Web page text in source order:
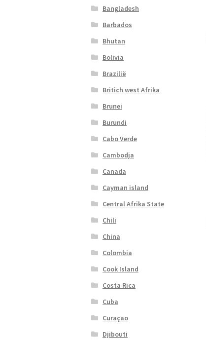
Bangladesh
Barbados
Bhutan
Bolivia
Brazilië
Britich west Afrika
Brunei
Burundi
Cabo Verde
Cambodja
Canada
Cayman island
Central Afrika State
Chili
China
Colombia
Cook Island
Costa Rica
Cuba
Curaçao
Djibouti